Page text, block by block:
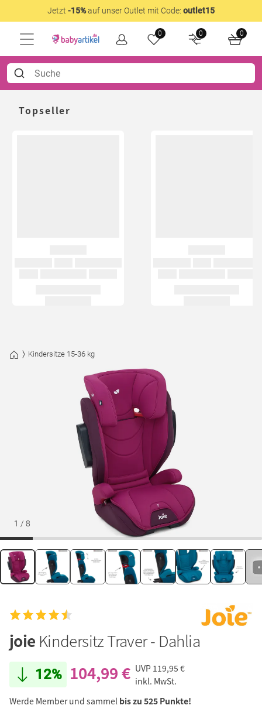
Jetzt -15%auf unser Outlet mit Code: outlet15
0 0 0
Topseller
Kindersitze 15-36 kg
1 / 8
joie Kindersitz Traver - Dahlia
12% 104,99 € UVP 119,95 €
inkl. MwSt.
Werde Member und sammel bis zu 525 Punkte!